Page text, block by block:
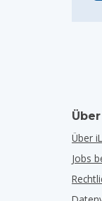
Über
Über
Jobs